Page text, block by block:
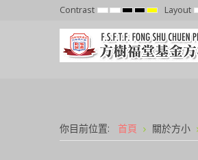
Contrast Default
NightHigh
Black
White
mode
High
Black
Yellow
mode
High
Yellow
Black
mode
Layout
你目前位置: 首頁 關於方小